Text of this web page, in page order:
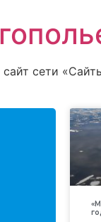
сети